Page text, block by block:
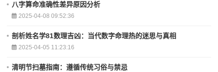
八字算命准确性差异原因分析
2025-04-08 09:52:36
剖析姓名学81数理吉凶：当代数字命理热的迷思与真相
2025-04-05 11:23:16
清明节扫墓指南：遵循传统习俗与禁忌